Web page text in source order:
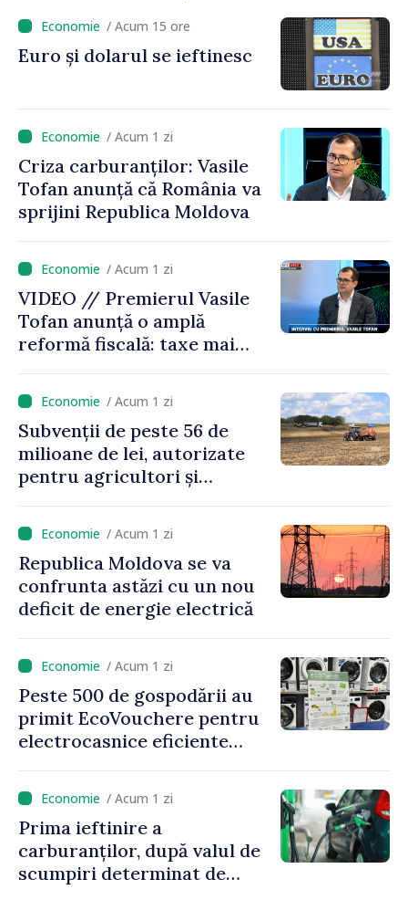
/ Acum 15 ore
Euro și dolarul se ieftinesc
/ Acum 1 zi
Criza carburanților: Vasile
Tofan anunță că România va
sprijini Republica Moldova
/ Acum 1 zi
VIDEO // Premierul Vasile
Tofan anunță o amplă
reformă fiscală: taxe mai
mari pentru bănci, tutun și
jocurile de noroc
/ Acum 1 zi
Subvenții de peste 56 de
milioane de lei, autorizate
pentru agricultori și
rurală în luna iulie
/ Acum 1 zi
Republica Moldova se va
confrunta astăzi cu un nou
deficit de energie electrică
/ Acum 1 zi
Peste 500 de gospodării au
primit EcoVouchere pentru
electrocasnice eficiente
/ Acum 1 zi
Prima ieftinire a
carburanților, după valul de
scumpiri determinat de